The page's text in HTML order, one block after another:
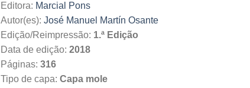
Editora: Marcial Pons
Autor(es): José Manuel Martín Osante
Edição/Reimpressão: 1.ª Edição
Data de edição: 2018
Páginas: 316
Tipo de capa: Capa mole